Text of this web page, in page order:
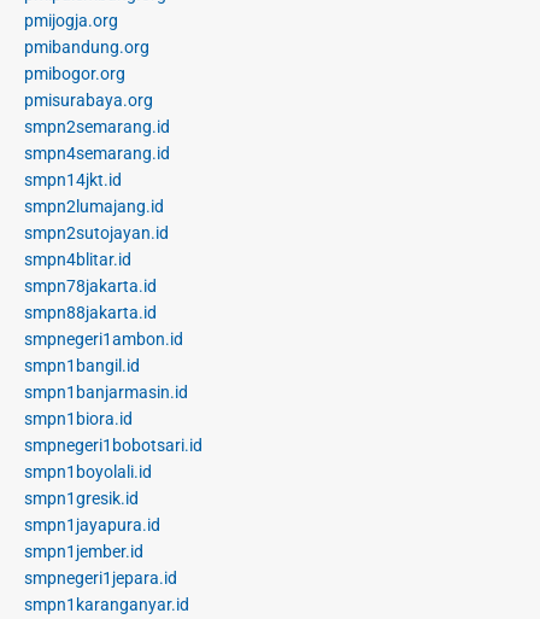
pmijogja.org
pmibandung.org
pmibogor.org
pmisurabaya.org
smpn2semarang.id
smpn4semarang.id
smpn14jkt.id
smpn2lumajang.id
smpn2sutojayan.id
smpn4blitar.id
smpn78jakarta.id
smpn88jakarta.id
smpnegeri1ambon.id
smpn1bangil.id
smpn1banjarmasin.id
smpn1biora.id
smpnegeri1bobotsari.id
smpn1boyolali.id
smpn1gresik.id
smpn1jayapura.id
smpn1jember.id
smpnegeri1jepara.id
smpn1karanganyar.id